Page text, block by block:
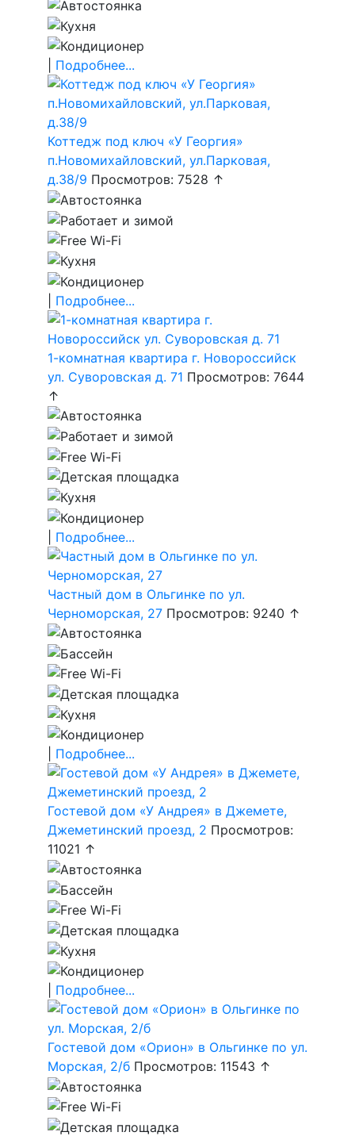
Подробнее...
Коттедж под ключ «У Георгия»
п.Новомихайловский, ул.Парковая,
д.38/9 Просмотров: 7528 ↑
Подробнее...
1-комнатная квартира г. Новороссийск
ул. Суворовская д. 71 Просмотров: 7644
↑
Подробнее...
Частный дом в Ольгинке по ул.
Черноморская, 27 Просмотров: 9240 ↑
Подробнее...
Гостевой дом «У Андрея» в Джемете,
Джеметинский проезд, 2 Просмотров:
11021 ↑
Подробнее...
Гостевой дом «Орион» в Ольгинке по ул.
Морская, 2/б Просмотров: 11543 ↑